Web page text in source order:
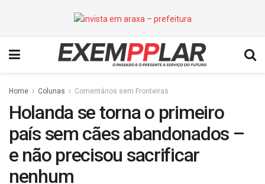
Home Colunas Comentários sem Fronteiras
Holanda se torna o primeiro
país sem cães abandonados –
e não precisou sacrificar
nenhum